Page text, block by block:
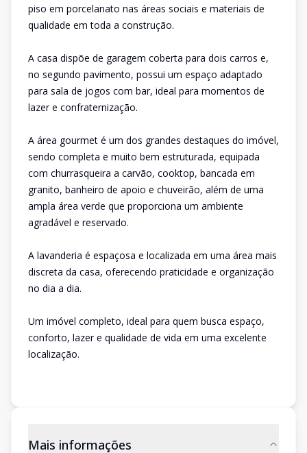
piso em porcelanato nas áreas sociais e materiais de
qualidade em toda a construção.
A casa dispõe de garagem coberta para dois carros e,
no segundo pavimento, possui um espaço adaptado
para sala de jogos com bar, ideal para momentos de
lazer e confraternização.
A área gourmet é um dos grandes destaques do imóvel,
sendo completa e muito bem estruturada, equipada
com churrasqueira a carvão, cooktop, bancada em
granito, banheiro de apoio e chuveirão, além de uma
ampla área verde que proporciona um ambiente
agradável e reservado.
A lavanderia é espaçosa e localizada em uma área mais
discreta da casa, oferecendo praticidade e organização
no dia a dia.
Um imóvel completo, ideal para quem busca espaço,
conforto, lazer e qualidade de vida em uma excelente
localização.
Mais informações